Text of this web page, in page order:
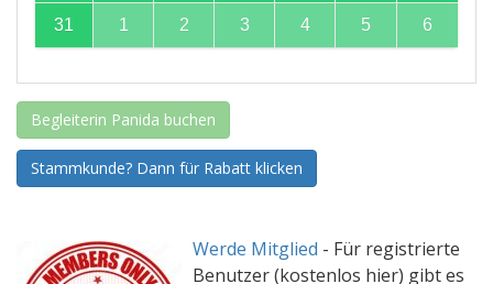
31 1 2 3 4 5 6
Begleiterin Panida buchen
Stammkunde? Dann für Rabatt klicken
Werde Mitglied - Für registrierte
Benutzer (kostenlos hier) gibt es